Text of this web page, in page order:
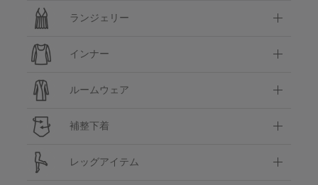
ランジェリー
インナー
ルームウェア
補整下着
レッグアイテム